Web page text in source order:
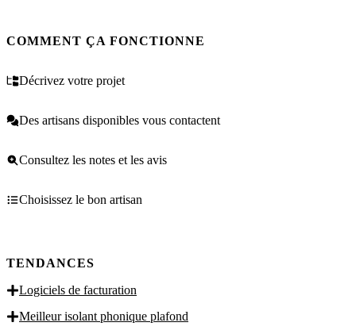
COMMENT ÇA FONCTIONNE
Décrivez votre projet
Des artisans disponibles vous contactent
Consultez les notes et les avis
Choisissez le bon artisan
TENDANCES
Logiciels de facturation
Meilleur isolant phonique plafond